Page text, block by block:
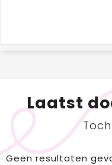
Laatst
Geen resultaten